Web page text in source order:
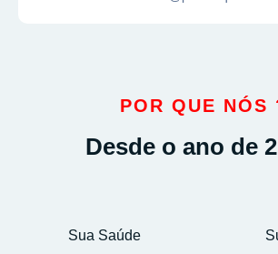
POR QUE NÓS
Desde o ano de
Sua Saúde